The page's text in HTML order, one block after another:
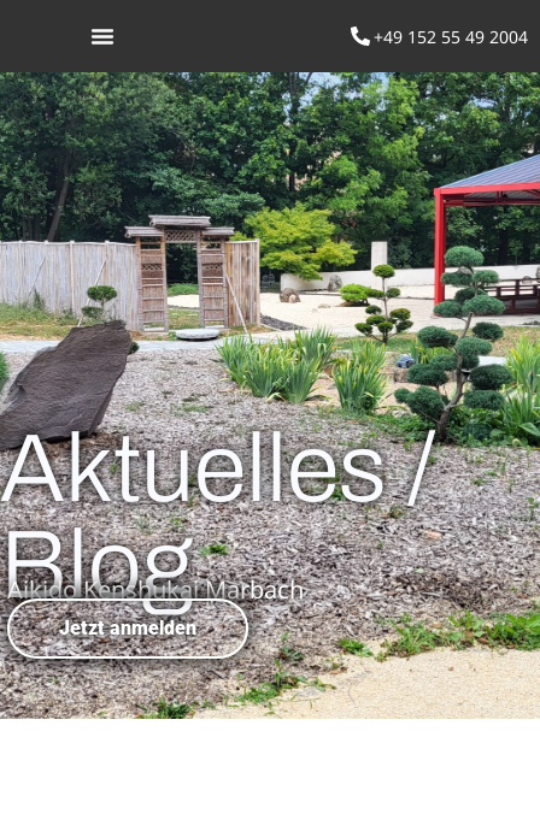
+49 152 55 49 2004
Aktuelles /
Blog
Aikido Kenshukai Marbach
Jetzt anmelden